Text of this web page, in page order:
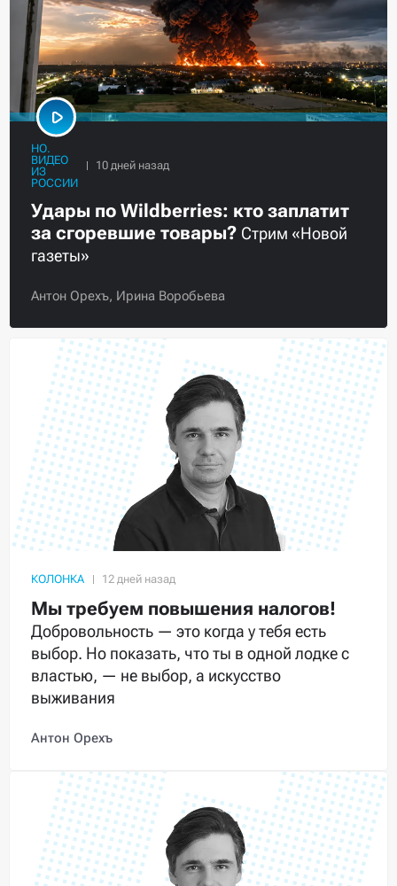
НО.
ВИДЕО
ИЗ
РОССИИ
Удары по Wildberries: кто заплатит
за сгоревшие товары? Стрим «Новой
газеты»
Антон Орехъ, Ирина Воробьева
КОЛОНКА
Мы требуем повышения налогов!
Добровольность — это когда у тебя есть
выбор. Но показать, что ты в одной лодке с
властью, — не выбор, а искусство
выживания
Антон Орехъ